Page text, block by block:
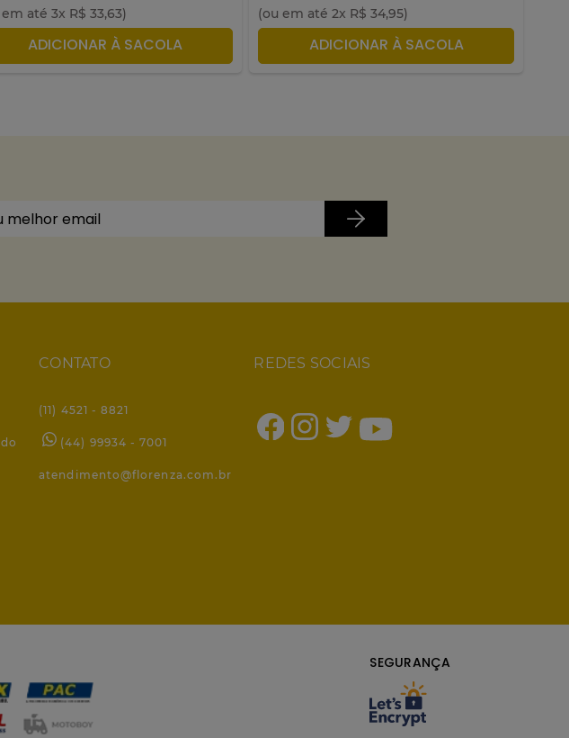
em até 3x R$ 33,63)
ADICIONAR À SACOLA
(ou em até2x R$ 34,95)
ADICIONAR À SACOLA
CONTATO
(11) 4521 - 8821
(44) 99934 - 7001
atendimento@florenza.com.br
REDES SOCIAIS
SEGURANÇA